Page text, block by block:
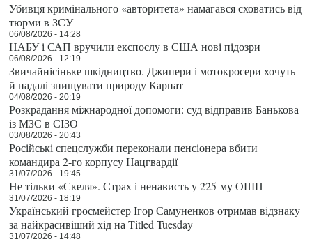
Убивця кримінального «авторитета» намагався сховатись від
тюрми в ЗСУ
06/08/2026 - 14:28
НАБУ і САП вручили експослу в США нові підозри
06/08/2026 - 12:19
Звичайнісіньке шкідництво. Джипери і мотокросери хочуть
й надалі знищувати природу Карпат
04/08/2026 - 20:19
Розкрадання міжнародної допомоги: суд відправив Банькова
із МЗС в СІЗО
03/08/2026 - 20:43
Російські спецслужби переконали пенсіонера вбити
командира 2-го корпусу Нацгвардії
31/07/2026 - 19:45
Не тільки «Скеля». Страх і ненависть у 225-му ОШП
31/07/2026 - 18:19
Український гросмейстер Ігор Самуненков отримав відзнаку
за найкрасивіший хід на Titled Tuesday
31/07/2026 - 14:48